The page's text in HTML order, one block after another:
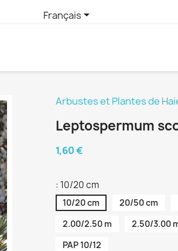
Français
Arbustes et Plantes de
Leptospermum
1,60 €
: 10/20 cm
10/20 cm 20/50 cm
2.00/2.50 m
2.50/3.00
PAP 10/12